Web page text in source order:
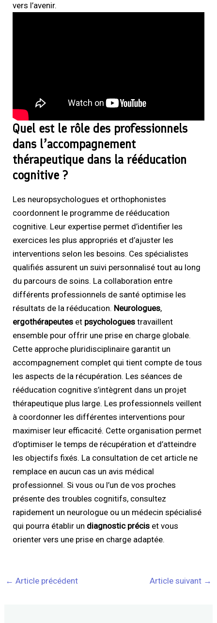
vers l’avenir.
Quel est le rôle des professionnels
dans l’accompagnement
thérapeutique dans la rééducation
cognitive ?
Les neuropsychologues et orthophonistes
coordonnent le programme de rééducation
cognitive. Leur expertise permet d’identifier les
exercices les plus appropriés et d’ajuster les
interventions selon les besoins. Ces spécialistes
qualifiés assurent un suivi personnalisé tout au long
du parcours de soins. La collaboration entre
différents professionnels de santé optimise les
résultats de la rééducation. Neurologues,
ergothérapeutes et psychologues travaillent
ensemble pour offrir une prise en charge globale.
Cette approche pluridisciplinaire garantit un
accompagnement complet qui tient compte de tous
les aspects de la récupération. Les séances de
rééducation cognitive s’intègrent dans un projet
thérapeutique plus large. Les professionnels veillent
à coordonner les différentes interventions pour
maximiser leur efficacité. Cette organisation permet
d’optimiser le temps de récupération et d’atteindre
les objectifs fixés. La consultation de cet article ne
remplace en aucun cas un avis médical
professionnel. Si vous ou l’un de vos proches
présente des troubles cognitifs, consultez
rapidement un neurologue ou un médecin spécialisé
qui pourra établir un diagnostic précis et vous
orienter vers une prise en charge adaptée.
← Article précédent Article suivant →